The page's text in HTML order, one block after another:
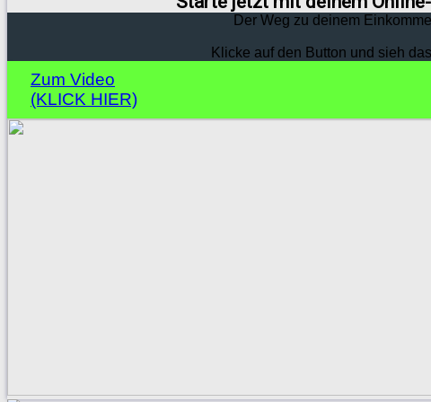
Der Weg zu deinem
Klicke auf den Button und sieh
Zum Video
(KLICK HIER)